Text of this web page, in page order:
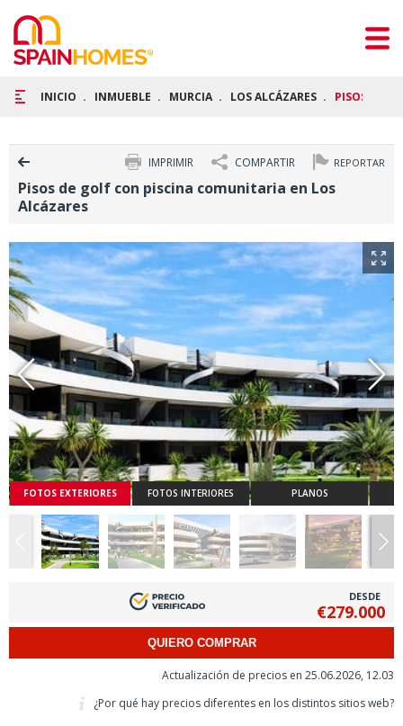
INICIO INMUEBLE MURCIA LOS ALCÁZARES PISOS DE
REPORTAR
COMPARTIR
IMPRIMIR
Pisos de golf con piscina comunitaria en Los
Alcázares
FOTOS EXTERIORES FOTOS INTERIORES PLANOS
DESDE
€279.000
QUIERO COMPRAR
Actualización de precios en 25.06.2026, 12.03
¿Por qué hay precios diferentes en los distintos sitios web?